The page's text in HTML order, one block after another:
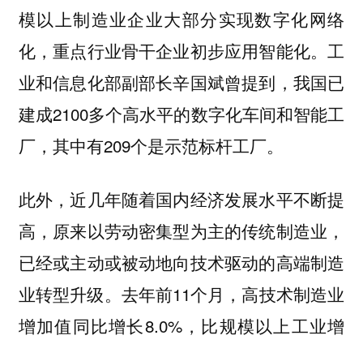
模以上制造业企业大部分实现数字化网络
化，重点行业骨干企业初步应用智能化。工
业和信息化部副部长辛国斌曾提到，我国已
建成2100多个高水平的数字化车间和智能工
厂，其中有209个是示范标杆工厂。
此外，近几年随着国内经济发展水平不断提
高，原来以劳动密集型为主的传统制造业，
已经或主动或被动地向技术驱动的高端制造
业转型升级。去年前11个月，高技术制造业
增加值同比增长8.0%，比规模以上工业增